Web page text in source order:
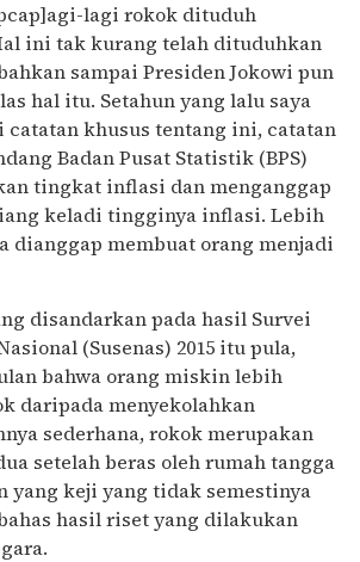
lagi rokok dituduh
ini tak kurang telah dituduhkan
sampai Presiden Jokowi pun
hal itu. Setahun yang lalu saya
catatan khusus tentang ini, catatan
Badan Pusat Statistik (BPS)
tingkat inflasi dan menganggap
keladi tingginya inflasi. Lebih
dianggap membuat orang menjadi
disandarkan pada hasil Survei
(Susenas) 2015 itu pula,
bahwa orang miskin lebih
daripada menyekolahkan
sederhana, rokok merupakan
setelah beras oleh rumah tangga
yang keji yang tidak semestinya
hasil riset yang dilakukan